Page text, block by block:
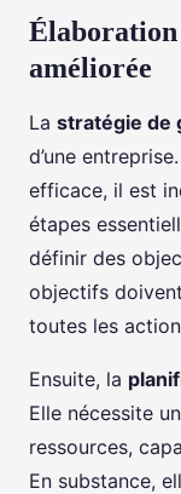
Élaboration
améliorée
La stratégie de
d’une
efficace, il est
étapes
définir des
objectifs
toutes les
Ensuite, la
Elle nécessite
ressources,
En substance,